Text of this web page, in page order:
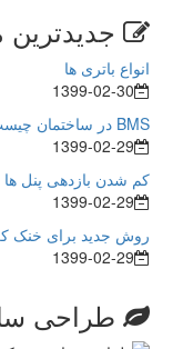
انواع باتری ها
1399-02-30
BMS در ساختمان چیست؟
1399-02-29
کم شدن بازدهی پنل ها
1399-02-29
روش جدید برای خنک
1399-02-29
طراحی